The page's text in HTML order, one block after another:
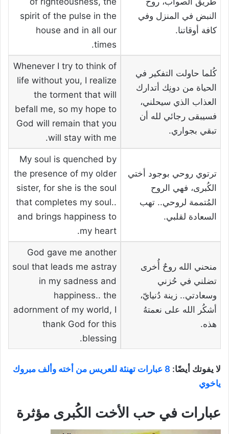
النبض في المنزل وفي
كافة أوقاتنا.
spirit of the pulse in the
house and in all our
times.
كُلما حاولت التفكير في
الحياة من دونِك أتدارك
العذاب الذي سيحلني،
فسيبقى رجائي لله أن
تبقي بجواري.
Whenever I try to think of
life without you, I realize
the torment that will
befall me, so my hope to
God will remain that you
will stay with me.
ترتوي روحي بوجود أختي
الكُبرى، فهي الروح
المُتممة لروحي.. تهب
السعادة لقلبي.
My soul is quenched by
the presence of my older
sister, for she is the soul
that completes my soul..
and brings happiness to
my heart.
منحني الله روحٌ أُخرى
تضلني في حُزني
وسعادتي.. زينة دُنيايّ،
أشكُر الله على نعمتهُ
هذه.
God gave me another
soul that leads me astray
in my sadness and
happiness.. the
adornment of my world, I
thank God for this
blessing.
لا يفوتك أيضًا:
8 عبارات تهنئة للعريس من أخته وألف مبروك
ياخوي
عبارات في حب الأخت الكُبرى مؤثرة